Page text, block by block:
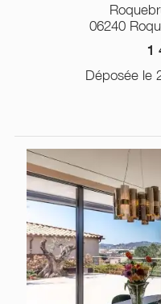
06240
1
Déposée le